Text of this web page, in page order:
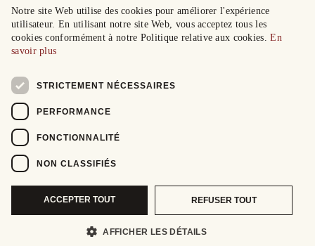
Notre site Web utilise des cookies pour améliorer l'expérience
utilisateur. En utilisant notre site Web, vous acceptez tous les
cookies conformément à notre Politique relative aux cookies.En
savoir plus
STRICTEMENT NÉCESSAIRES
PERFORMANCE
FONCTIONNALITÉ
NON CLASSIFIÉS
ACCEPTER TOUT REFUSER TOUT
AFFICHER LES DÉTAILS